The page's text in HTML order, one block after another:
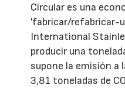
Circular es una
'fabricar/refabricar-
International
producir una
supone la emisión a
3,81 toneladas de CO